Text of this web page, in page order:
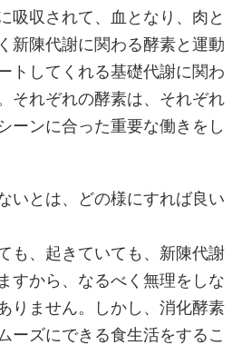
吸収されて、血となり、肉と
新陳代謝に関わる酵素と運動
トしてくれる基礎代謝に関わ
それぞれの酵素は、それぞれ
ーンに合った重要な働きをし
いとは、どの様にすれば良い
も、起きていても、新陳代謝
すから、なるべく無理をしな
りません。しかし、消化酵素
ーズにできる食生活をするこ